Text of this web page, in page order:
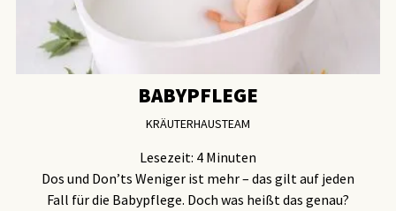
BABYPFLEGE
KRÄUTERHAUSTEAM
Lesezeit: 4 Minuten
Dos und Don’ts Weniger ist mehr – das gilt auf jeden
Fall für die Babypflege. Doch was heißt das genau?